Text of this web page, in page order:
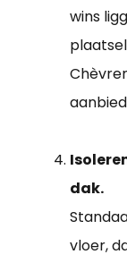
wins
dak.
vloer,